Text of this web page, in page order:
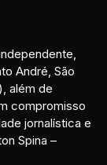
André, São
além de
compromisso
jornalística e
Spina –